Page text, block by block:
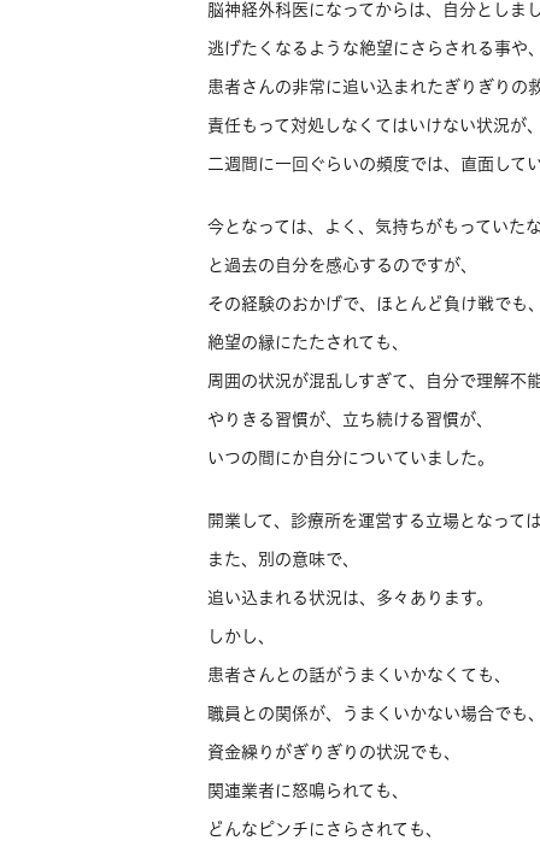
脳神経外科医になってからは、自分としまし
逃げたくなるような絶望にさらされる事や、
患者さんの非常に追い込まれたぎりぎりの
責任もって対処しなくてはいけない状況が、
二週間に一回ぐらいの頻度では、直面して
今となっては、よく、気持ちがもっていたな
と過去の自分を感心するのですが、
その経験のおかげで、ほとんど負け戦でも、
絶望の縁にたたされても、
周囲の状況が混乱しすぎて、自分で理解不
やりきる習慣が、立ち続ける習慣が、
いつの間にか自分についていました。
開業して、診療所を運営する立場となっては
また、別の意味で、
追い込まれる状況は、多々あります。
しかし、
患者さんとの話がうまくいかなくても、
職員との関係が、うまくいかない場合でも、
資金繰りがぎりぎりの状況でも、
関連業者に怒鳴られても、
どんなピンチにさらされても、